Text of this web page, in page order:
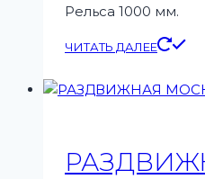
Рельса 1000 мм.
ЧИТАТЬ ДАЛЕЕ